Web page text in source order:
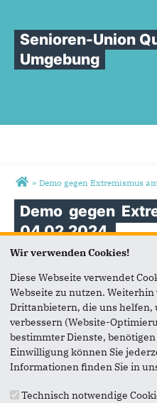
Senioren-Union
Umgebung
Sie sind hier
» Demo gegen Extremismus
Demo gegen
04.02.2024
Nach Schätzung der Polizei
Teilnehmer an dieser
Stadtverband Quickborn
Aufruf beteiligt. Alle
viele tolle Plakate zu
Wir verwenden Cookies!
Diese Webseite verwendet
Webseite zu nutzen.
Drittanbietern, die uns helfen,
verbessern (Website-
bestimmter Dienste,
Einwilligung können Sie
Informationen finden Sie in
Technisch notwendige